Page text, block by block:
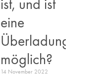
ist, und ist
eine
Überladung
möglich?
14 November 2022